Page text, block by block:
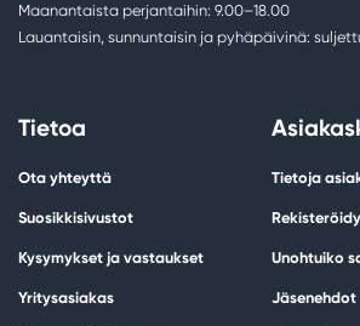
Maanantaista perjantaihin: 9.00–18.00
Lauantaisin, sunnuntaisin ja pyhäpäivinä:
Tietoa
Ota yhteyttä
Suosikkisivustot
Kysymykset ja vastaukset
Yritysasiakas
Tietoja
Rekisteröidy
Unohtuiko
Jäsenehdot